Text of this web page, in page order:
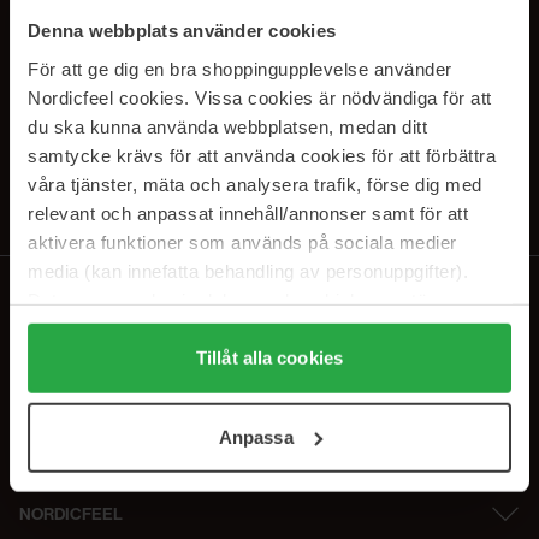
Denna webbplats använder cookies
För att ge dig en bra shoppingupplevelse använder
Nordicfeel cookies. Vissa cookies är nödvändiga för att
du ska kunna använda webbplatsen, medan ditt
samtycke krävs för att använda cookies för att förbättra
våra tjänster, mäta och analysera trafik, förse dig med
relevant och anpassat innehåll/annonser samt för att
aktivera funktioner som används på sociala medier
media (kan innefatta behandling av personuppgifter).
Genom att trycka på "Tillåt alla cookies" accepterar du
alla cookies, medan du under "Detaljer" kan anpassa
användningen av cookies. Du kan när som helst återkalla
samt vår Integritetspolicy.
Tillåt alla cookies
Anpassa
SUBSCRIBE TO OUR
NEWSLETTER
E-postadresse
Ved å abonnere godtar du vårpersonvernerklæring. Du kan melde deg
NORDICFEEL